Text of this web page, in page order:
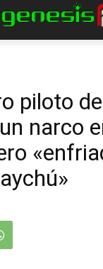
piloto
narco